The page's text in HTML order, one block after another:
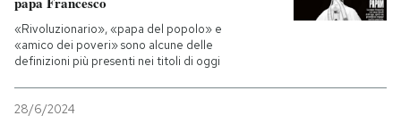
«Rivoluzionario», «papa del popolo» e
«amico dei poveri» sono alcune delle
definizioni più presenti nei titoli di oggi
28/6/2024